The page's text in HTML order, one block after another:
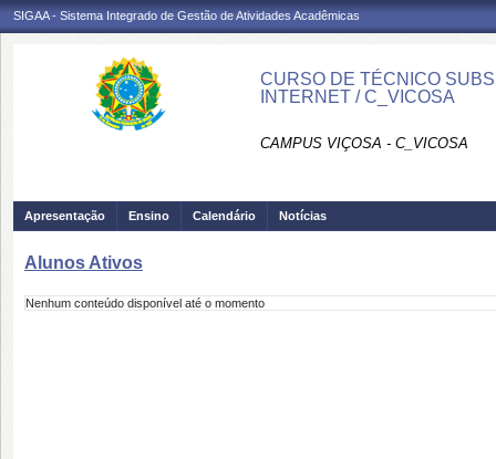
SIGAA - Sistema Integrado de Gestão de Atividades Acadêmicas
CURSO DE TÉCNICO
INTERNET / C_VICOSA
CAMPUS VIÇOSA - C_VICOSA
Apresentação Ensino Calendário Notícias
Alunos Ativos
Nenhum conteúdo disponível até o momento